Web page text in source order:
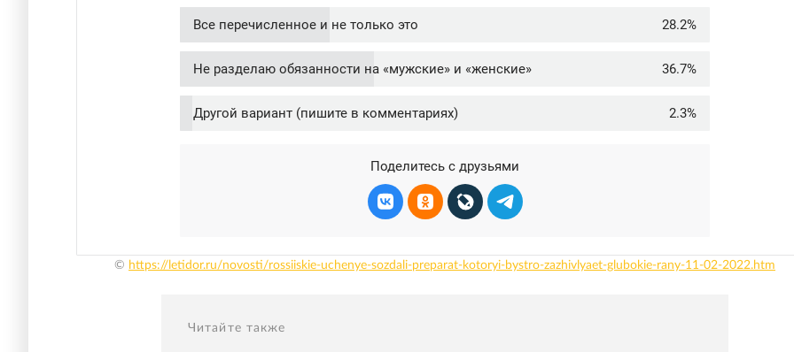
© https://letidor.ru/novosti/rossiiskie-uchenye-sozdali-preparat-kotoryi-bystro-zazhivlyaet-glubokie-rany-11-02-2022.htm
Читайте также